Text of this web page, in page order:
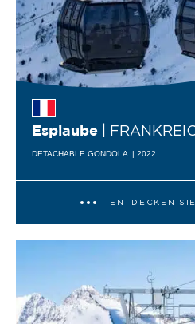
Espiaube |
DETACHABLE GONDOLA | 2022
ENTDECKEN